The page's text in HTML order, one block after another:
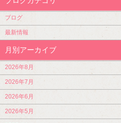
ブログ
最新情報
月別アーカイブ
2026年8月
2026年7月
2026年6月
2026年5月